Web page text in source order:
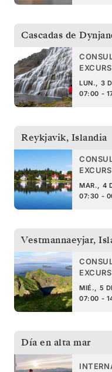
Cascadas de
LUN., 3
07:00 -
Reykjavik, Islandia
MAR., 4
07:30 -
Vestmannaeyjar,
MIÉ., 5
07:00 -
Día en alta mar